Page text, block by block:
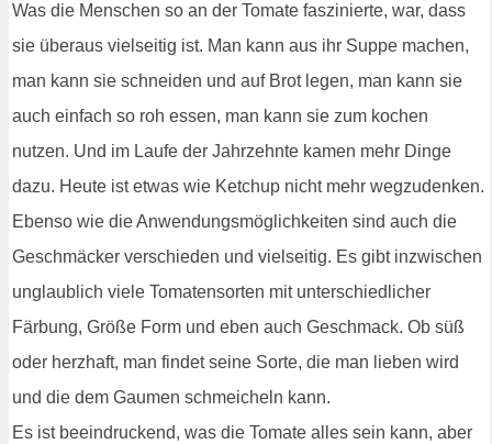
Was die Menschen so an der Tomate faszinierte, war, dass
sie überaus vielseitig ist. Man kann aus ihr Suppe machen,
man kann sie schneiden und auf Brot legen, man kann sie
auch einfach so roh essen, man kann sie zum kochen
nutzen. Und im Laufe der Jahrzehnte kamen mehr Dinge
dazu. Heute ist etwas wie Ketchup nicht mehr wegzudenken.
Ebenso wie die Anwendungsmöglichkeiten sind auch die
Geschmäcker verschieden und vielseitig. Es gibt inzwischen
unglaublich viele Tomatensorten mit unterschiedlicher
Färbung, Größe Form und eben auch Geschmack. Ob süß
oder herzhaft, man findet seine Sorte, die man lieben wird
und die dem Gaumen schmeicheln kann.
Es ist beeindruckend, was die Tomate alles sein kann, aber